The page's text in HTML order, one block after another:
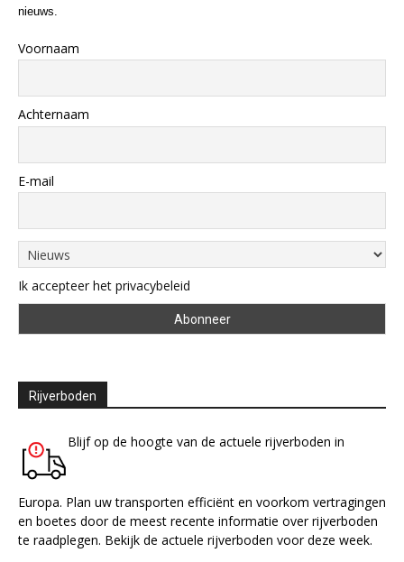
nieuws.
Voornaam
Achternaam
E-mail
Ik accepteer het privacybeleid
Rijverboden
Blijf op de hoogte van de actuele rijverboden in
Europa. Plan uw transporten efficiënt en voorkom vertragingen
en boetes door de meest recente informatie over rijverboden
te raadplegen. Bekijk de actuele rijverboden voor deze week.